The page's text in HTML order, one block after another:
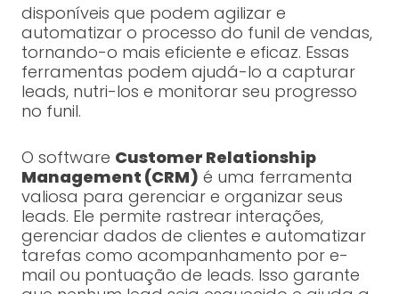
disponíveis que podem agilizar e
automatizar o processo do funil de vendas,
tornando-o mais eficiente e eficaz. Essas
ferramentas podem ajudá-lo a capturar
leads, nutri-los e monitorar seu progresso
no funil.
O software Customer Relationship
Management (CRM) é uma ferramenta
valiosa para gerenciar e organizar seus
leads. Ele permite rastrear interações,
gerenciar dados de clientes e automatizar
tarefas como acompanhamento por e-
mail ou pontuação de leads. Isso garante